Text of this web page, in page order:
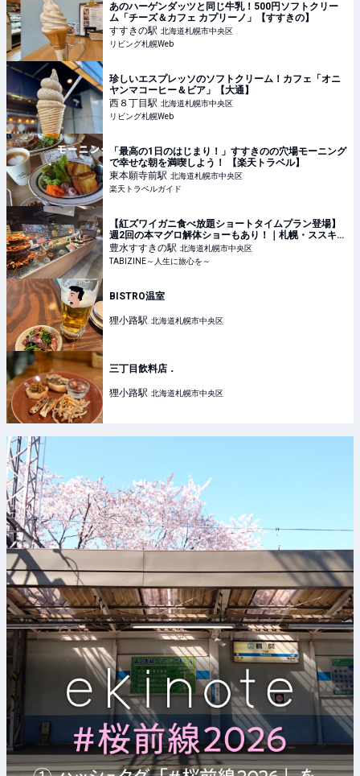
あのハーゲンダッツと同じ牛乳！500円ソフトクリー
ム「チーズ＆カフェ カプリーノ」【すすきの】
すすきの駅 北海道札幌市中央区
リビング札幌Web
珍しいエスプレッソのソフトクリーム！カフェ「オニ
ヤンマコーヒー＆ビア」【大通】
西８丁目駅 北海道札幌市中央区
リビング札幌Web
「最高の1日のはじまり！」すすきのの穴場モーニング
で幸せな朝を満喫しよう！ 【楽天トラベル】
東本願寺前駅 北海道札幌市中央区
楽天トラベルガイド
【紅ズワイガニ食べ放題ショートタイムプラン登場】
週2回の本マグロ解体ショーもあり！｜札幌・ススキノ
デパート | TABIZINE～人生に旅心を～
豊水すすきの駅 北海道札幌市中央区
TABIZINE～人生に旅心を～
BISTRO温室
狸小路駅 北海道札幌市中央区
三丁目飲料店．
狸小路駅 北海道札幌市中央区